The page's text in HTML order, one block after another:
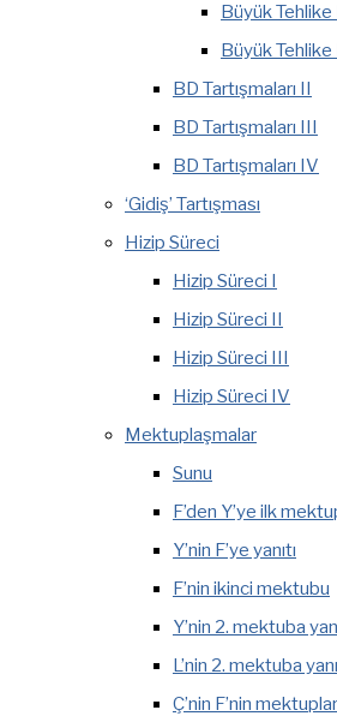
Büyük Tehlike
Büyük Tehlike
BD Tartışmaları II
BD Tartışmaları III
BD Tartışmaları IV
‘Gidiş’ Tartışması
Hizip Süreci
Hizip Süreci I
Hizip Süreci II
Hizip Süreci III
Hizip Süreci IV
Mektuplaşmalar
Sunu
F’den Y’ye ilk
Y’nin F’ye yanıtı
F’nin ikinci mektubu
Y’nin 2. mektuba
L’nin 2. mektuba
Ç’nin F’nin